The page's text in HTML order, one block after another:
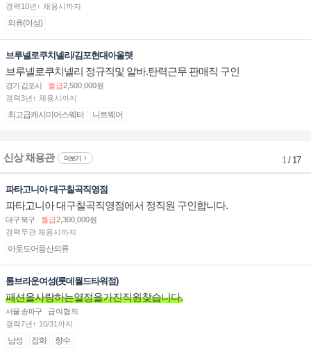
경력10년↑ 채용시까지
의류(여성)
브루넬로쿠치넬리/김포현대아울렛
브루넬로쿠치넬리 정규직및 알바.탄력근무 판매직 구인
경기 김포시 월급2,500,000원
경력3년↑ 채용시까지
최고급캐시미어스웨터 니트웨어
신상 채용관 더보기 1/ 17
파타고니아 대구칠곡직영점
파타고니아 대구칠곡직영점에서 정직원 구인합니다.
대구 북구 월급2,300,000원
경력무관 채용시까지
아웃도어등산의류
톰브라운여성(롯데월드타워점)
패션을사랑하는열정을가진직원찾습니다.
서울 송파구
급여협의
경력7년↑ 10/31까지
남성 잡화 향수